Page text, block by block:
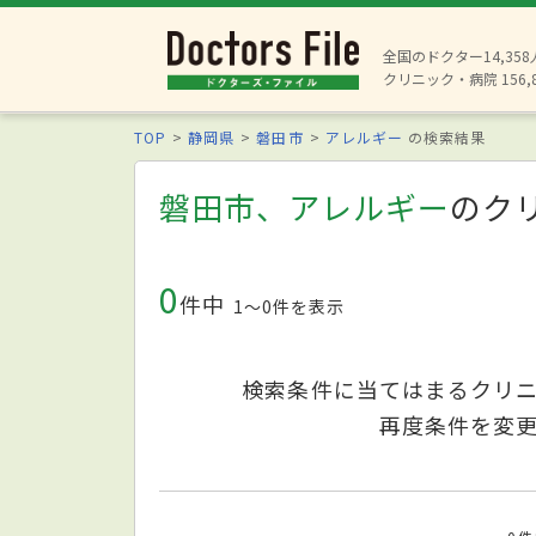
全国のドクター14,358
クリニック・病院
TOP 静岡県 磐田市 アレルギー の検索結果
磐田市、アレルギーのク
0件中 1〜0件を表示
検索条件に当てはまるクリ
再度条件を変